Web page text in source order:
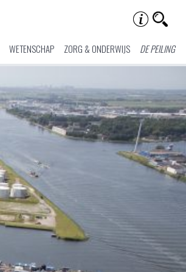
WETENSCHAP ZORG & ONDERWIJS DE PEILING